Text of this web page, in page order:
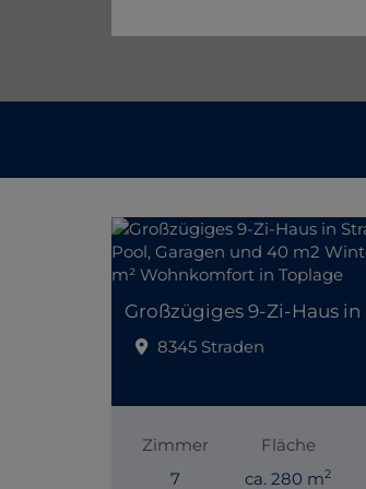
8345 Straden
Zimmer
7
Fläche
ca. 280 m2